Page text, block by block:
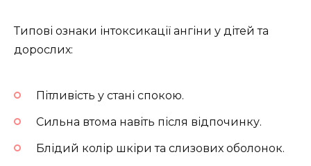
Типові ознаки інтоксикації ангіни у дітей та
дорослих:
Пітливість у стані спокою.
Сильна втома навіть після відпочинку.
Блідий колір шкіри та слизових оболонок.